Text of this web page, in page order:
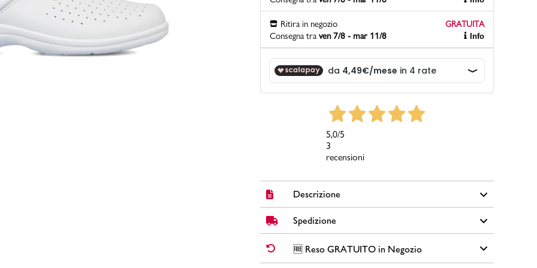
Scopri di più
PittaRosso PittaRosso
Gioco della scarpa al matrimonio e idee
divertenti con le calzature
Ritira in negozio
GRATUITA
Consegna tra ven 7/8 - mar 11/8 Info
5,0/5
3
recensioni
Descrizione
Ciabatte sanitarie da uomo Italia Trend in similpelle colore
bianco con suola in gomma, sottopiede in pelle e dettagli
traforati.
Spedizione
✅ Spedizione Standard GRATUITA DA € 30➡️ Consegna in
2-
5 giornilavorativi. Per ordini inferiori a € 30,00 la Spedizione ha
🆓 Reso GRATUITO in Negozio